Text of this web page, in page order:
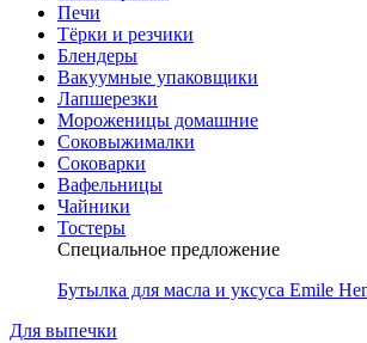
Печи
Тёрки и резчики
Блендеры
Вакуумные упаковщики
Лапшерезки
Мороженицы домашние
Соковыжималки
Соковарки
Вафельницы
Чайники
Тостеры
Специальное предложение
Бутылка для масла и уксуса Emile
Для выпечки